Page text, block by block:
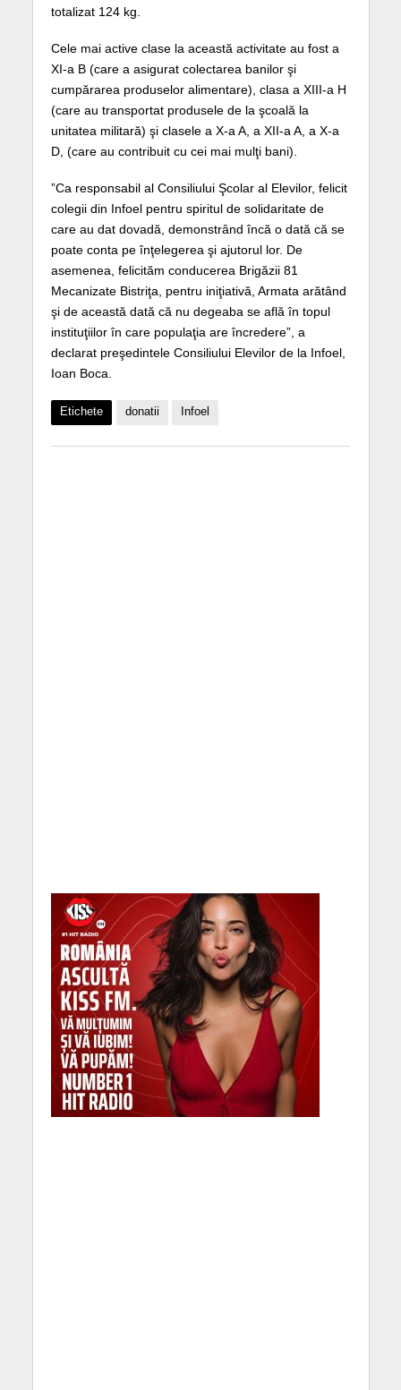
totalizat 124 kg.
Cele mai active clase la această activitate au fost a
XI-a B (care a asigurat colectarea banilor şi
cumpărarea produselor alimentare), clasa a XIII-a H
(care au transportat produsele de la şcoală la
unitatea militară) şi clasele a X-a A, a XII-a A, a X-a
D, (care au contribuit cu cei mai mulţi bani).
”Ca responsabil al Consiliului Şcolar al Elevilor, felicit
colegii din Infoel pentru spiritul de solidaritate de
care au dat dovadă, demonstrând încă o dată că se
poate conta pe înţelegerea şi ajutorul lor. De
asemenea, felicităm conducerea Brigăzii 81
Mecanizate Bistriţa, pentru iniţiativă, Armata arătând
şi de această dată că nu degeaba se află în topul
instituţiilor în care populaţia are încredere”, a
declarat preşedintele Consiliului Elevilor de la Infoel,
Ioan Boca.
Etichete donatii Infoel